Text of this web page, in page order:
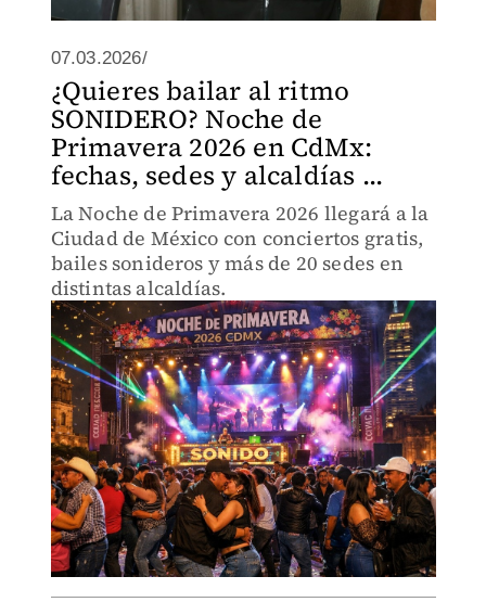
07.03.2026/
¿Quieres bailar al ritmo
SONIDERO? Noche de
Primavera 2026 en CdMx:
fechas, sedes y alcaldías ...
La Noche de Primavera 2026 llegará a la
Ciudad de México con conciertos gratis,
bailes sonideros y más de 20 sedes en
distintas alcaldías.